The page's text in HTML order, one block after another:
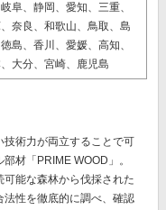
阜、静岡、愛知、三重、
奈良、和歌山、鳥取、島
島、香川、愛媛、高知、
大分、宮崎、鹿児島
術力が両立することで可
部材 「PRIME WOOD」。
能な森林から伐採された
法性を徹底的に調べ、確認